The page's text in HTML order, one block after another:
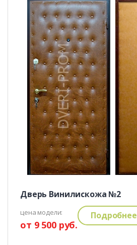
Дверь Винилискожа №2
цена модели:
от 9 500 руб.
Подробнее